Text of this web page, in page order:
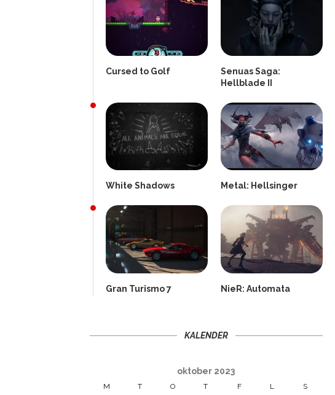
Cursed to Golf
Senuas Saga:
Hellblade II
White Shadows Metal: Hellsinger
Gran Turismo 7 NieR: Automata
KALENDER
oktober 2023
M T O T F L S